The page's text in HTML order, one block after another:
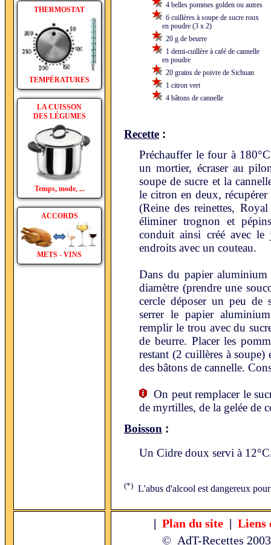
THERMOSTAT
TEMPÉRATURES
LA CUISSON
DES LÉGUMES
Temps, mode, ...
ACCORDS
METS - VINS
4 belles pommes golden ou autres
6 cuillères à soupe de sucre roux
en poudre (3 x 2)
20 g de beurre
1 demi-cuillère à café de cannelle
en poudre
20 grains de poivre de Sichuan
1 citron vert
4 bâtons de cannelle
Recette :
Préchauffer le four à
un mortier, écraser au
soupe de sucre et la
le citron en deux,
(Reine des reinettes,
éliminer trognon et
conduit ainsi créé avec
endroits avec un couteau.
Dans du papier
diamètre (prendre une
cercle déposer un peu de
serrer le papier
remplir le trou avec du
de beurre. Placer les
restant (2 cuillères à
des bâtons de cannelle.
On peut remplacer le
de myrtilles, de la gelée de
Boisson :
Un Cidre doux servi à
(*) L'abus d'alcool est dangereux
| Plan du site | Liens
© AdT-Recettes